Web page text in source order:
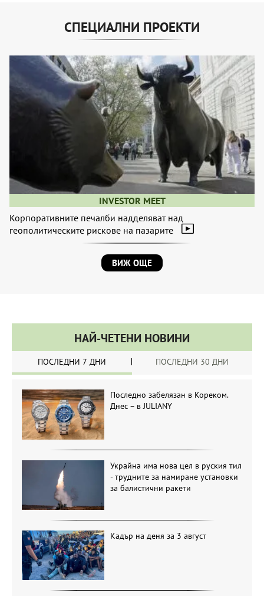
СПЕЦИАЛНИ ПРОЕКТИ
INVESTOR MEET
Корпоративните печалби надделяват над
геополитическите рискове на пазарите
ВИЖ ОЩЕ
НАЙ-ЧЕТЕНИ НОВИНИ
ПОСЛЕДНИ 7 ДНИ ПОСЛЕДНИ 30 ДНИ
Последно забелязан в Кореком.
Днес – в JULIANY
Украйна има нова цел в руския тил
- трудните за намиране установки
за балистични ракети
Кадър на деня за 3 август